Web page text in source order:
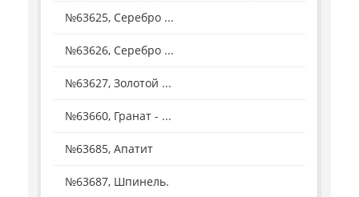
№63625, Серебро ...
№63626, Серебро ...
№63627, Золотой ...
№63660, Гранат - ...
№63685, Апатит
№63687, Шпинель.